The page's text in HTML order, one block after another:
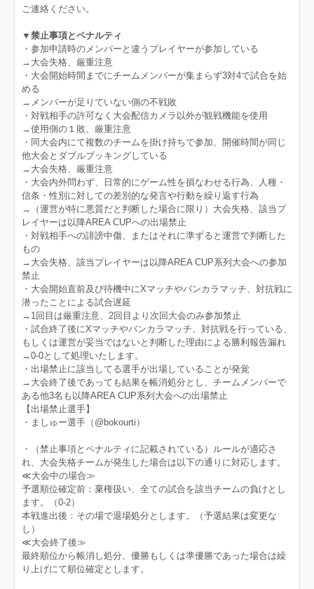
ご連絡ください。
▼禁止事項とペナルティ
・参加申請時のメンバーと違うプレイヤーが参加している
→大会失格、厳重注意
・大会開始時間までにチームメンバーが集まらず3対4で試合を始
める
→メンバーが足りていない側の不戦敗
・対戦相手の許可なく大会配信カメラ以外が観戦機能を使用
→使用側の１敗、厳重注意
・同大会内にて複数のチームを掛け持ちで参加、開催時間が同じ
他大会とダブルブッキングしている
→大会失格、厳重注意
・大会内外問わず、日常的にゲーム性を損なわせる行為、人種・
信条・性別に対しての差別的な発言や行動を繰り返す行為
→（運営が特に悪質だと判断した場合に限り）大会失格、該当プ
レイヤーは以降AREA CUPへの出場禁止
・対戦相手への誹謗中傷、またはそれに準ずると運営で判断した
もの
→大会失格、該当プレイヤーは以降AREA CUP系列大会への参加
禁止
・大会開始直前及び待機中にXマッチやバンカラマッチ、対抗戦に
潜ったことによる試合遅延
→1回目は厳重注意、2回目より次回大会のみ参加禁止
・試合終了後にXマッチやバンカラマッチ、対抗戦を行っている、
もしくは運営が妥当ではないと判断した理由による勝利報告漏れ
→0‐0として処理いたします。
・出場禁止に該当してる選手が出場していることが発覚
→大会終了後であっても結果を帳消処分とし、チームメンバーで
ある他3名も以降AREA CUP系列大会への出場禁止
【出場禁止選手】
・ましゅー選手（@bokourti）
・（禁止事項とペナルティに記載されている）ルールが適応さ
れ、大会失格チームが発生した場合は以下の通りに対応します。
≪大会中の場合≫
予選順位確定前：棄権扱い、全ての試合を該当チームの負けとし
ます。（0-2）
本戦進出後：その場で退場処分とします。（予選結果は変更な
し）
≪大会終了後≫
最終順位から帳消し処分、優勝もしくは準優勝であった場合は繰
り上げにて順位確定とします。